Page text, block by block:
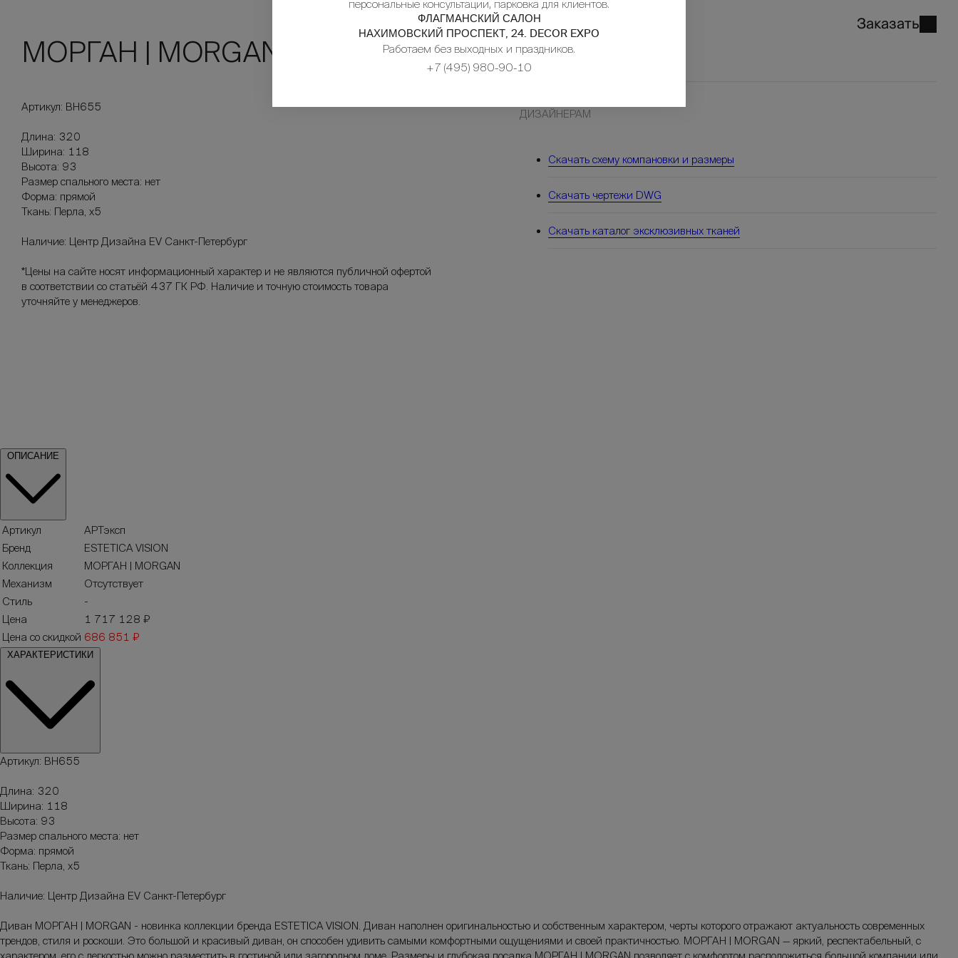
МОРГАН | MORGAN
Артикул: ВН655
Длина: 320
Ширина: 118
Высота: 93
Размер спального места: нет
Форма: прямой
Ткань: Перла, х5
Наличие: Центр Дизайна EV Санкт-Петербург
*Цены на сайте носят информационный характер и не являются публичной офертой
в соответствии со статьёй 437 ГК РФ. Наличие и точную стоимость товара
уточняйте у менеджеров.
686 851
1 717 128
Заказать
ДИЗАЙНЕРАМ
Скачать схему компановки и размеры
Скачать чертежи DWG
Скачать каталог эксклюзивных тканей
ОПИСАНИЕ
Артикул
АРТэксп
Бренд
ESTETICA VISION
Коллекция
МОРГАН | MORGAN
Механизм
Отсутствует
Стиль
-
Цена
1 717 128 ₽
Цена со скидкой 686 851 ₽
ХАРАКТЕРИСТИКИ
Артикул: ВН655
Длина: 320
Ширина: 118
Высота: 93
Размер спального места: нет
Форма: прямой
Ткань: Перла, х5
Наличие: Центр Дизайна EV Санкт-Петербург
Диван МОРГАН | MORGAN - новинка коллекции бренда ESTETICA VISION. Диван наполнен оригинальностью и собственным характером, черты которого отражают актуальность современных
трендов, стиля и роскоши. Это большой и красивый диван, он способен удивить самыми комфортными ощущениями и своей практичностью. МОРГАН | MORGAN — яркий, респектабельный, с
характером, его с легкостью можно разместить в гостиной или загородном доме. Размеры и глубокая посадка МОРГАН | MORGAN позволяет с комфортом расположиться большой компании или
персональные консультации, парковка для клиентов.
ФЛАГМАНСКИЙ САЛОН
НАХИМОВСКИЙ ПРОСПЕКТ, 24. DECOR EXPO
Работаем без выходных и праздников.
+7 (495) 980-90-10